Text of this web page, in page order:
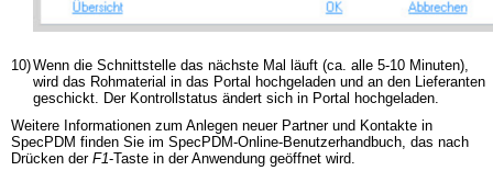
10)Wenn die Schnittstelle das nächste Mal läuft (ca. alle 5-10 Minuten),
wird das Rohmaterial in das Portal hochgeladen und an den Lieferanten
geschickt. Der Kontrollstatus ändert sich in Portal hochgeladen.
Weitere Informationen zum Anlegen neuer Partner und Kontakte in
SpecPDM finden Sie im SpecPDM-Online-Benutzerhandbuch, das nach
Drücken der F1-Taste in der Anwendung geöffnet wird.